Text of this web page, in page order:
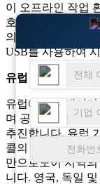
이 오프라인 작업
호화 된 플래시 드
의 원격 직원의
USB를 사용하여
유럽
유럽에서는 데이
며 공공 및 민간 부
추진합니다. 유럽
콜의 일부로 암호
만으로도이 지역
니다. 영국, 독일